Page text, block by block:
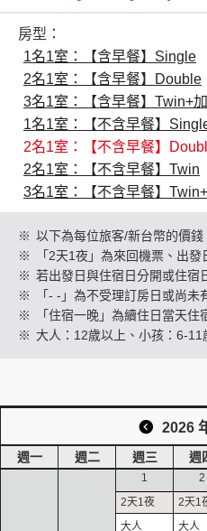
創造旅遊
房型：
1名1室：【含早餐】Single
2名1室：【含早餐】Double
3名1室：【含早餐】Twin+
1名1室：【不含早餐】
2名1室：【不含早餐】
2名1室：【不含早餐】Twin
3名1室：【不含早餐】
※ 以下為每位旅客/新台幣的價錢
※
「2天1夜」為來回機票、出發
※ 若出發日與住宿日分開或住宿
※
「- -」為不受理訂房日或尚
※
「住宿一晚」為續住日當天住
※ 大人：12歲以上、小孩：6-11
2026
週一 週二 週三 週
1 2